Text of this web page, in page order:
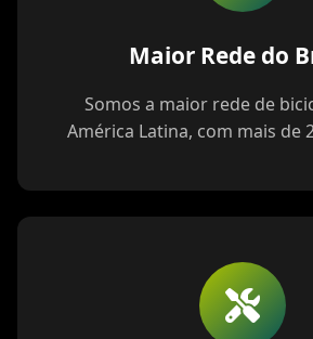
Maior Rede do
Somos a maior rede de
América Latina, com mais de